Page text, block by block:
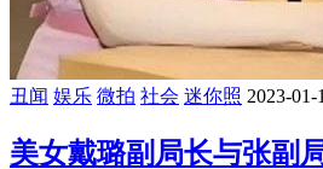
丑闻 娱乐 微拍 社会 迷你照 2023-01-
美女戴璐副局长与张副